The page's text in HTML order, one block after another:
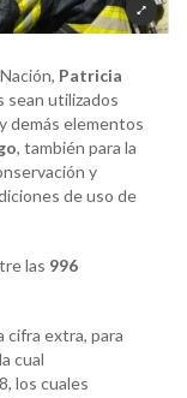
Patricia
sean utilizados
demás elementos
, también para la
y
de uso de
las 996
cifra extra, para
cual
los cuales